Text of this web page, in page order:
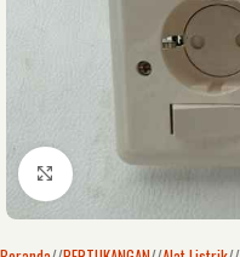
Click to enlarge